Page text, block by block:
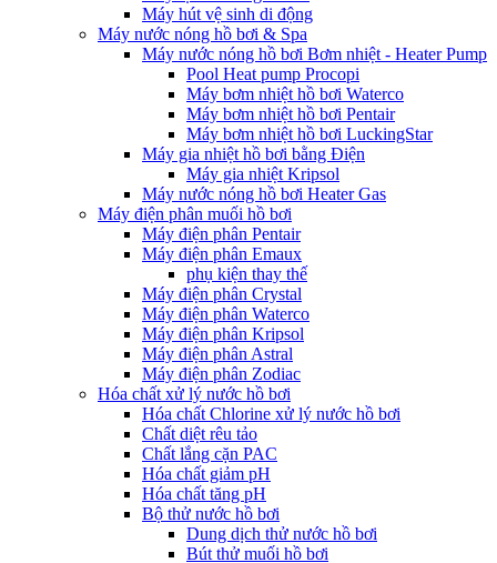
Máy hút vệ sinh di động
Máy nước nóng hồ bơi & Spa
Máy nước nóng hồ bơi Bơm nhiệt - Heater Pump
Pool Heat pump Procopi
Máy bơm nhiệt hồ bơi Waterco
Máy bơm nhiệt hồ bơi Pentair
Máy bơm nhiệt hồ bơi LuckingStar
Máy gia nhiệt hồ bơi bằng Điện
Máy gia nhiệt Kripsol
Máy nước nóng hồ bơi Heater Gas
Máy điện phân muối hồ bơi
Máy điện phân Pentair
Máy điện phân Emaux
phụ kiện thay thế
Máy điện phân Crystal
Máy điện phân Waterco
Máy điện phân Kripsol
Máy điện phân Astral
Máy điện phân Zodiac
Hóa chất xử lý nước hồ bơi
Hóa chất Chlorine xử lý nước hồ bơi
Chất diệt rêu tảo
Chất lắng cặn PAC
Hóa chất giảm pH
Hóa chất tăng pH
Bộ thử nước hồ bơi
Dung dịch thử nước hồ bơi
Bút thử muối hồ bơi